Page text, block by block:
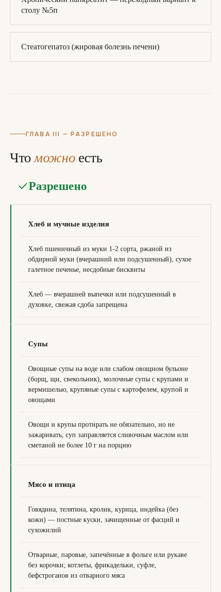
столу №5п
Стеатогепатоз (жировая болезнь печени)
ГЛАВА III — РАЗРЕШЕНО
Чтоможноесть
Разрешено
Хлеб и мучные изделия
Хлеб пшеничный из муки 1-2 сорта, ржаной из
обдирной муки (вчерашний или подсушенный), сухое
галетное печенье, несдобные бисквиты
Хлеб — вчерашней выпечки или подсушенный в
духовке, свежая сдоба запрещена
Супы
Овощные супы на воде или слабом овощном бульоне
(борщ, щи, свекольник), молочные супы с крупами и
вермишелью, крупяные супы с картофелем, крупой и
овощами
Овощи и крупы протирать не обязательно, но не
зажаривать; суп заправляется сливочным маслом или
сметаной не более 10 г на порцию
Мясо и птица
Говядина, телятина, кролик, курица, индейка (без
кожи) — постные куски, зачищенные от фасций и
сухожилий
Отварные, паровые, запечённые в фольге или рукаве
без корочки; котлеты, фрикадельки, суфле,
бефстроганов из отварного мяса